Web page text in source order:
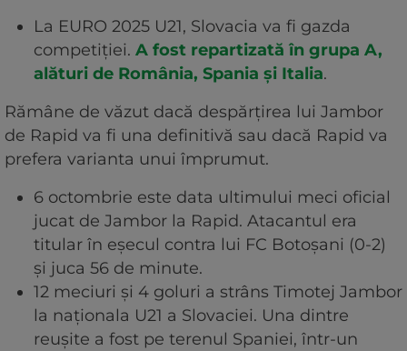
La EURO 2025 U21, Slovacia va fi gazda
competiției. A fost repartizată în grupa A,
alături de România, Spania și Italia.
Rămâne de văzut dacă despărțirea lui Jambor
de Rapid va fi una definitivă sau dacă Rapid va
prefera varianta unui împrumut.
6 octombrie este data ultimului meci oficial
jucat de Jambor la Rapid. Atacantul era
titular în eșecul contra lui FC Botoșani (0-2)
și juca 56 de minute.
12 meciuri și 4 goluri a strâns Timotej Jambor
la naționala U21 a Slovaciei. Una dintre
reușite a fost pe terenul Spaniei, într-un